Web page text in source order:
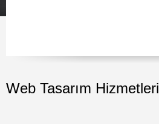
Web Tasarım Hizmetleri